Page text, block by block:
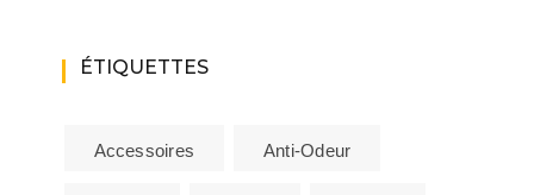
ÉTIQUETTES
Accessoires Anti-Odeur